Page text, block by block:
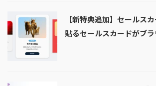
【新特典追加】セールス
貼るセールスカードがブ